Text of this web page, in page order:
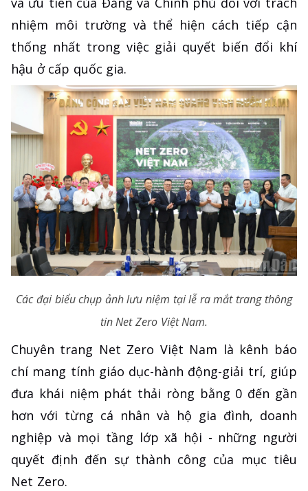
nhiệm môi trường và thể hiện cách tiếp cận
thống nhất trong việc giải quyết biến đổi khí
hậu ở cấp quốc gia.
Các đại biểu chụp ảnh lưu niệm tại lễ ra mắt trang thông
tin Net Zero Việt Nam.
Chuyên trang Net Zero Việt Nam là kênh báo
chí mang tính giáo dục-hành động-giải trí, giúp
đưa khái niệm phát thải ròng bằng 0 đến gần
hơn với từng cá nhân và hộ gia đình, doanh
nghiệp và mọi tầng lớp xã hội - những người
quyết định đến sự thành công của mục tiêu
Net Zero.